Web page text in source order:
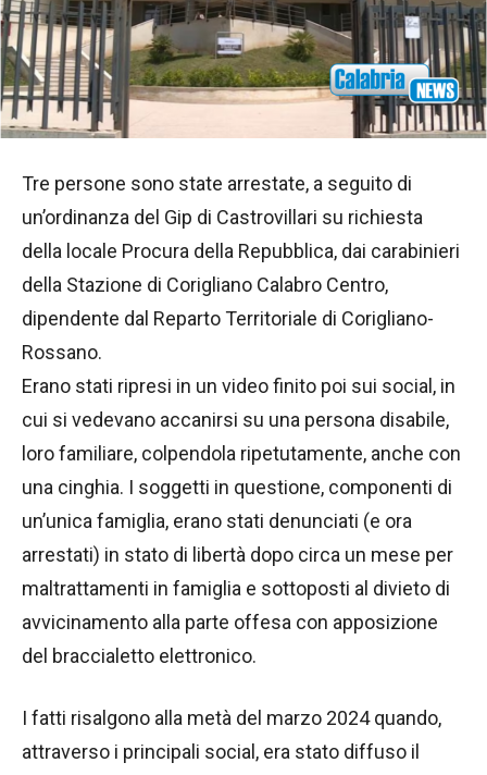
Tre persone sono state arrestate, a seguito di
un’ordinanza del Gip di Castrovillari su richiesta
della locale Procura della Repubblica, dai carabinieri
della Stazione di Corigliano Calabro Centro,
dipendente dal Reparto Territoriale di Corigliano-
Rossano.
Erano stati ripresi in un video finito poi sui social, in
cui si vedevano accanirsi su una persona disabile,
loro familiare, colpendola ripetutamente, anche con
una cinghia. I soggetti in questione, componenti di
un’unica famiglia, erano stati denunciati (e ora
arrestati) in stato di libertà dopo circa un mese per
maltrattamenti in famiglia e sottoposti al divieto di
avvicinamento alla parte offesa con apposizione
del braccialetto elettronico.
I fatti risalgono alla metà del marzo 2024 quando,
attraverso i principali social, era stato diffuso il